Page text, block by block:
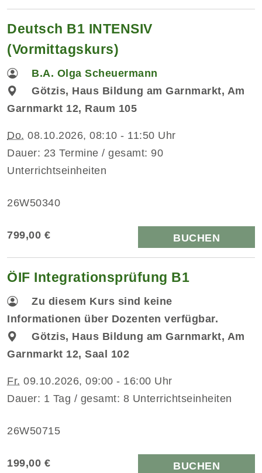
Deutsch B1 INTENSIV
(Vormittagskurs)
B.A. Olga Scheuermann
Götzis, Haus Bildung am Garnmarkt, Am
Garnmarkt 12, Raum 105
Do. 08.10.2026, 08:10 - 11:50 Uhr
Dauer: 23 Termine / gesamt: 90
Unterrichtseinheiten
26W50340
799,00 € BUCHEN
ÖIF Integrationsprüfung B1
Zu diesem Kurs sind keine
Informationen über Dozenten verfügbar.
Götzis, Haus Bildung am Garnmarkt, Am
Garnmarkt 12, Saal 102
Fr. 09.10.2026, 09:00 - 16:00 Uhr
Dauer: 1 Tag / gesamt: 8 Unterrichtseinheiten
26W50715
199,00 € BUCHEN